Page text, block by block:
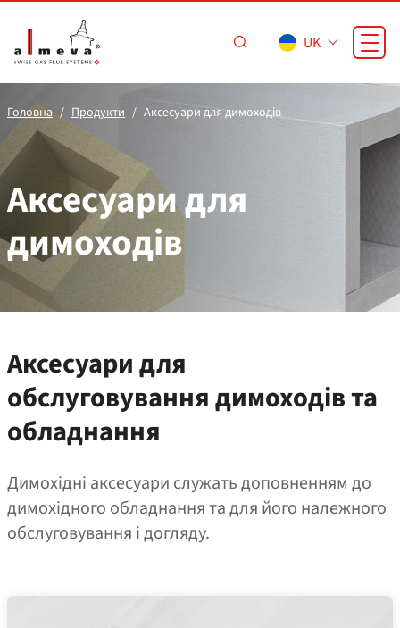
UK
Головна Продукти Аксесуари для димоходів
Аксесуари для
димоходів
Аксесуари для
обслуговування димоходів та
обладнання
Димохідні аксесуари служать доповненням до
димохідного обладнання та для його належного
обслуговування і догляду.